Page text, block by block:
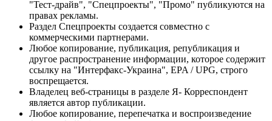
"Тест-драйв", "Спецпроекты", "Промо" публикуются на
правах рекламы.
Раздел Спецпроекты создается совместно с
коммерческими партнерами.
Любое копирование, публикация, републикация и
другое распространение информации, которое содержит
ссылку на "Интерфакс-Украина", EPA / UPG, строго
воспрещается.
Владелец веб-страницы в разделе Я- Корреспондент
является автор публикации.
Любое копирование, перепечатка и воспроизведение